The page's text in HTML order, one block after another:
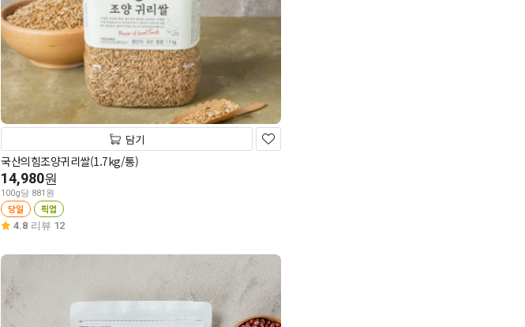
담기
국산의힘조양귀리쌀(1.7kg/통)
14,980원
100g당 881원
당일 픽업
4.8 리뷰 12